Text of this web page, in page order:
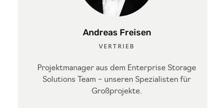
Andreas Freisen
VERTRIEB
Projektmanager aus dem Enterprise Storage
Solutions Team – unseren Spezialisten für
Großprojekte.